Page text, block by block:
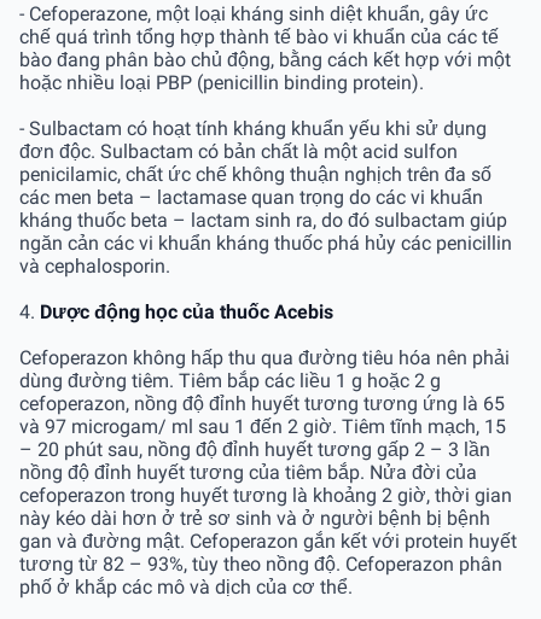
- Cefoperazone, một loại kháng sinh diệt khuẩn, gây ức
chế quá trình tổng hợp thành tế bào vi khuẩn của các tế
bào đang phân bào chủ động, bằng cách kết hợp với một
hoặc nhiều loại PBP (penicillin binding protein).
- Sulbactam có hoạt tính kháng khuẩn yếu khi sử dụng
đơn độc. Sulbactam có bản chất là một acid sulfon
penicilamic, chất ức chế không thuận nghịch trên đa số
các men beta – lactamase quan trọng do các vi khuẩn
kháng thuốc beta – lactam sinh ra, do đó sulbactam giúp
ngăn cản các vi khuẩn kháng thuốc phá hủy các penicillin
và cephalosporin.
4. Dược động học của thuốc Acebis
Cefoperazon không hấp thu qua đường tiêu hóa nên phải
dùng đường tiêm. Tiêm bắp các liều 1 g hoặc 2 g
cefoperazon, nồng độ đỉnh huyết tương tương ứng là 65
và 97 microgam/ ml sau 1 đến 2 giờ. Tiêm tĩnh mạch, 15
– 20 phút sau, nồng độ đỉnh huyết tương gấp 2 – 3 lần
nồng độ đỉnh huyết tương của tiêm bắp. Nửa đời của
cefoperazon trong huyết tương là khoảng 2 giờ, thời gian
này kéo dài hơn ở trẻ sơ sinh và ở người bệnh bị bệnh
gan và đường mật. Cefoperazon gắn kết với protein huyết
tương từ 82 – 93%, tùy theo nồng độ. Cefoperazon phân
phố ở khắp các mô và dịch của cơ thể.